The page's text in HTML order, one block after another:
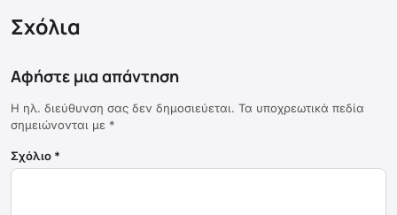
Σχόλια
Αφήστε μια απάντηση
Η ηλ. διεύθυνση σας δεν δημοσιεύεται. Τα υποχρεωτικά πεδία
σημειώνονται με *
Σχόλιο *